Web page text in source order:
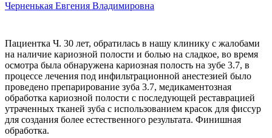
Черненькая Евгения Владимировна
Пациентка Ч. 30 лет, обратилась в нашу клинику с жалобами
на наличие кариозной полости и болью на сладкое, во время
осмотра была обнаружена кариозная полость на зубе 3.7, в
процессе лечения под инфильтрационной анестезией было
проведено препарирование зуба 3.7, медикаментозная
обработка кариозной полости с последующей реставрацией
утраченных тканей зуба с использованием красок для фиссур
для создания более естественного результата. Финишная
обработка.